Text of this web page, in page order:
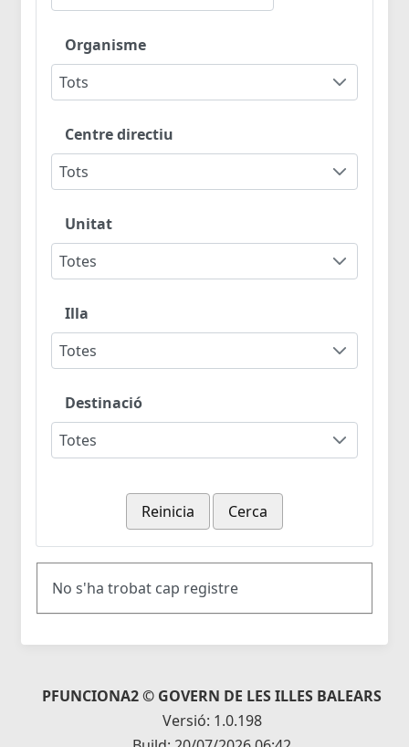
Organisme
Tots
Centre directiu
Tots
Unitat
Totes
Illa
Totes
Destinació
Totes
Reinicia Cerca
No s'ha trobat cap registre
PFUNCIONA2 © GOVERN DE LES ILLES BALEARS
Versió: 1.0.198